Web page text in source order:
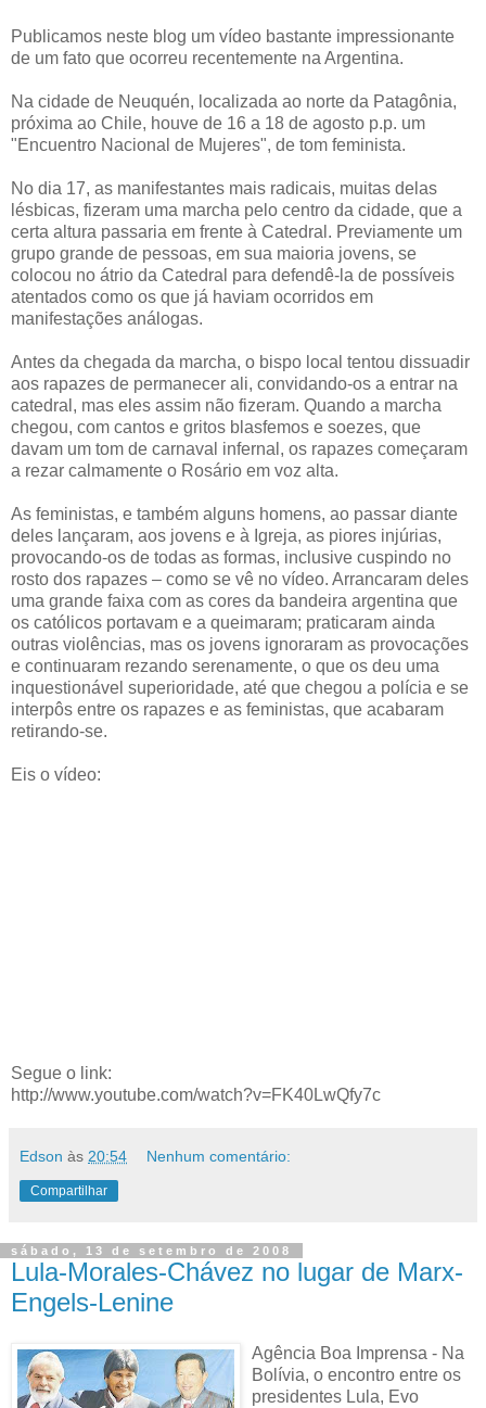
Publicamos neste blog um vídeo bastante impressionante
de um fato que ocorreu recentemente na Argentina.
Na cidade de Neuquén, localizada ao norte da Patagônia,
próxima ao Chile, houve de 16 a 18 de agosto p.p. um
"Encuentro Nacional de Mujeres", de tom feminista.
No dia 17, as manifestantes mais radicais, muitas delas
lésbicas, fizeram uma marcha pelo centro da cidade, que a
certa altura passaria em frente à Catedral. Previamente um
grupo grande de pessoas, em sua maioria jovens, se
colocou no átrio da Catedral para defendê-la de possíveis
atentados como os que já haviam ocorridos em
manifestações análogas.
Antes da chegada da marcha, o bispo local tentou dissuadir
aos rapazes de permanecer ali, convidando-os a entrar na
catedral, mas eles assim não fizeram. Quando a marcha
chegou, com cantos e gritos blasfemos e soezes, que
davam um tom de carnaval infernal, os rapazes começaram
a rezar calmamente o Rosário em voz alta.
As feministas, e também alguns homens, ao passar diante
deles lançaram, aos jovens e à Igreja, as piores injúrias,
provocando-os de todas as formas, inclusive cuspindo no
rosto dos rapazes – como se vê no vídeo. Arrancaram deles
uma grande faixa com as cores da bandeira argentina que
os católicos portavam e a queimaram; praticaram ainda
outras violências, mas os jovens ignoraram as provocações
e continuaram rezando serenamente, o que os deu uma
inquestionável superioridade, até que chegou a polícia e se
interpôs entre os rapazes e as feministas, que acabaram
retirando-se.
Eis o vídeo:
Segue o link:
http://www.youtube.com/watch?v=FK40LwQfy7c
Edson às 20:54 Nenhum comentário:
Compartilhar
sábado, 13 de setembro de 2008
Lula-Morales-Chávez no lugar de Marx-
Engels-Lenine
Agência Boa Imprensa - Na
Bolívia, o encontro entre os
presidentes Lula, Evo